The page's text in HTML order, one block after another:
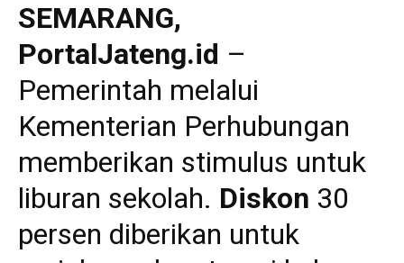
SEMARANG,
PortalJateng.id –
Pemerintah melalui
Kementerian Perhubungan
memberikan stimulus untuk
liburan sekolah. Diskon 30
persen diberikan untuk